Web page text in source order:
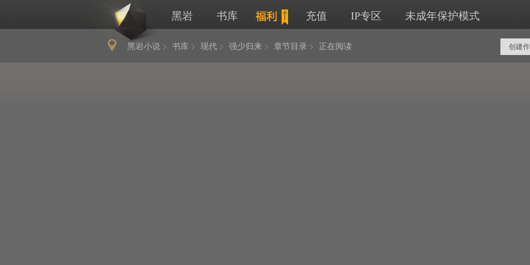
黑岩 书库 充值 IP专区 未成年保护模式
黑岩小说 书库 现代 强少归来 章节目录 正在阅读 创建